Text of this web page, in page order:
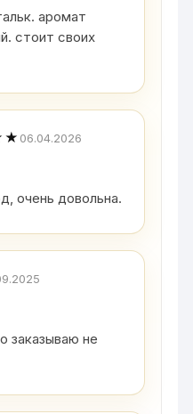
аромат
стоит своих
06.04.2026
очень довольна.
заказываю не